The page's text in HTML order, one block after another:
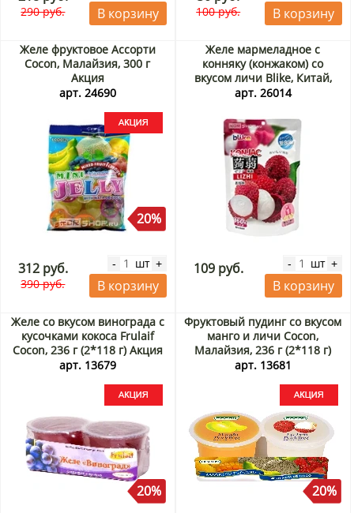
290 руб. В корзину 100 руб. В корзину
Желе фруктовое Ассорти
Cocon, Малайзия, 300 г
Акция
арт. 24690
20%
312 руб.
390 руб.
- шт +
В корзину
Желе мармеладное с
конняку (конжаком) со
вкусом личи Blike, Китай,
160 г
арт. 26014
109 руб. - шт +
В корзину
Желе со вкусом винограда с
кусочками кокоса Frulaif
Cocon, 236 г (2*118 г) Акция
арт. 13679
20%
Фруктовый пудинг со вкусом
манго и личи Cocon,
Малайзия, 236 г (2*118 г)
Акция
арт. 13681
20%